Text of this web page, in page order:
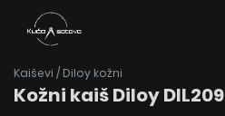
Kaiševi / Diloy kožni
Kožni kaiš Diloy